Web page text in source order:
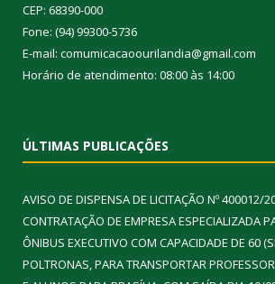
CEP: 68390-000
Fone: (94) 99300-5736
E-mail: comumicacaoourilandia@gmail.com
Horário de atendimento: 08:00 às 14:00
ÚLTIMAS PUBLICAÇÕES
AVISO DE DISPENSA DE LICITAÇÃO Nº 400012/
CONTRATAÇÃO DE EMPRESA ESPECIALIZADA
ÔNIBUS EXECUTIVO COM CAPACIDADE DE 60
POLTRONAS, PARA TRANSPORTAR